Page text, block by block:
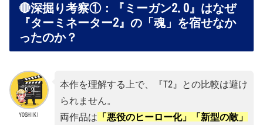
🔴深掘り考察①：『ミーガン2.0』はなぜ
『ターミネーター2』の「魂」を宿せなか
ったのか？
YOSHIKI
本作を理解する上で、『T2』との比較は避け
られません。
両作品は 「悪役のヒーロー化」「新型の敵」